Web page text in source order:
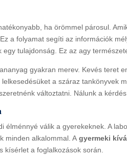
ha örömmel párosul.
a folyamat segíti az információk
egy tulajdonság. Ez az agy
gyakran merev. Kevés teret
a száraz tankönyvek
változtatni. Nálunk a
élménnyé válik a gyerekeknek. A
minden alkalommal. Agyermeki
kísérlet a foglalkozások során.